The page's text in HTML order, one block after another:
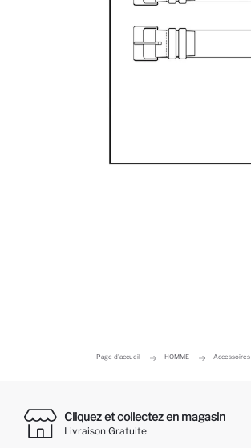
Page d'accueil HOMME Accessoires
Cliquez et collectez en magasin
Livraison Gratuite